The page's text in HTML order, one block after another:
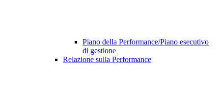
Piano della Performance/Piano esecutivo
di gestione
Relazione sulla Performance